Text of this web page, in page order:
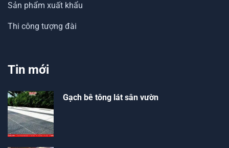
Sản phẩm xuất khẩu
Thi công tượng đài
Tin mới
Gạch bê tông lát sân vườn